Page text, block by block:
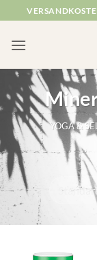
Inhalt
springen
YOGA &